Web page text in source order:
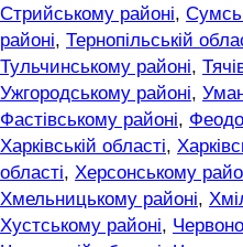
Стрийському районі,
районі, Тернопільській
Тульчинському районі,
Ужгородському районі,
Фастівському районі,
Харківській області,
області, Херсонському
Хмельницькому районі,
Хустському районі,